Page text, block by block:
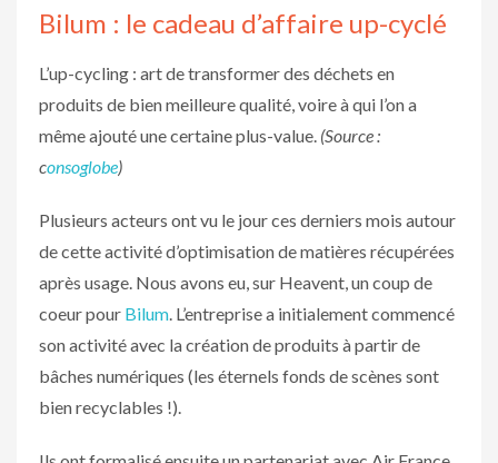
Bilum : le cadeau d’affaire up-cyclé
L’up-cycling : art de transformer des déchets en
produits de bien meilleure qualité, voire à qui l’on a
même ajouté une certaine plus-value. (Source :
consoglobe)
Plusieurs acteurs ont vu le jour ces derniers mois autour
de cette activité d’optimisation de matières récupérées
après usage. Nous avons eu, sur Heavent, un coup de
coeur pour Bilum. L’entreprise a initialement commencé
son activité avec la création de produits à partir de
bâches numériques (les éternels fonds de scènes sont
bien recyclables !).